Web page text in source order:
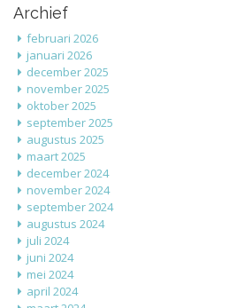
Archief
februari 2026
januari 2026
december 2025
november 2025
oktober 2025
september 2025
augustus 2025
maart 2025
december 2024
november 2024
september 2024
augustus 2024
juli 2024
juni 2024
mei 2024
april 2024